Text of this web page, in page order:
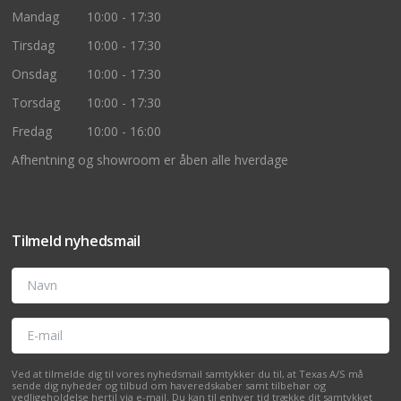
Mandag
10:00 - 17:30
Tirsdag
10:00 - 17:30
Onsdag
10:00 - 17:30
Torsdag
10:00 - 17:30
Fredag
10:00 - 16:00
Afhentning og showroom er åben alle hverdage
Tilmeld nyhedsmail
Navn
E-mail
Ved at tilmelde dig til vores nyhedsmail samtykker du til, at Texas A/S må
sende dig nyheder og tilbud om haveredskaber samt tilbehør og
vedligeholdelse hertil via e-mail. Du kan til enhver tid trække dit samtykket